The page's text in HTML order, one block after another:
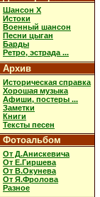
Шансон X
Истоки
Военный шансон
Песни цыган
Барды
Ретро, эстрада ...
Архив
Историческая справка
Хорошая музыка
Афиши, постеры ...
Заметки
Книги
Тексты песен
Фотоальбом
От Д.Анискевича
От Е.Гиршева
От В.Окунева
От Я.Фролова
Разное